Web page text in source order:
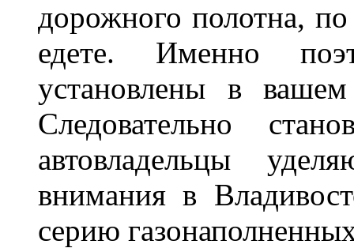
дорожного полотна,
едете. Именно
установлены в
Следовательно
автовладельцы
внимания в
серию